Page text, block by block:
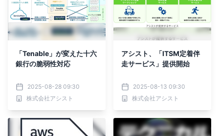
「Tenable」が変えた十六
銀行の脆弱性対応
2025-08-28 09:30
株式会社アシスト
アシスト、「ITSM定着伴
走サービス」提供開始
2025-08-13 09:30
株式会社アシスト